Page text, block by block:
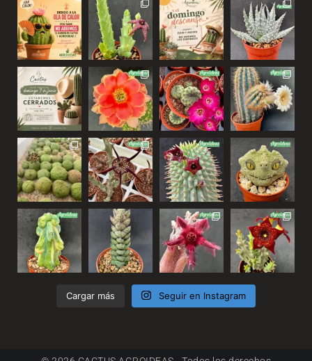
Cargar más Seguir en Instagram